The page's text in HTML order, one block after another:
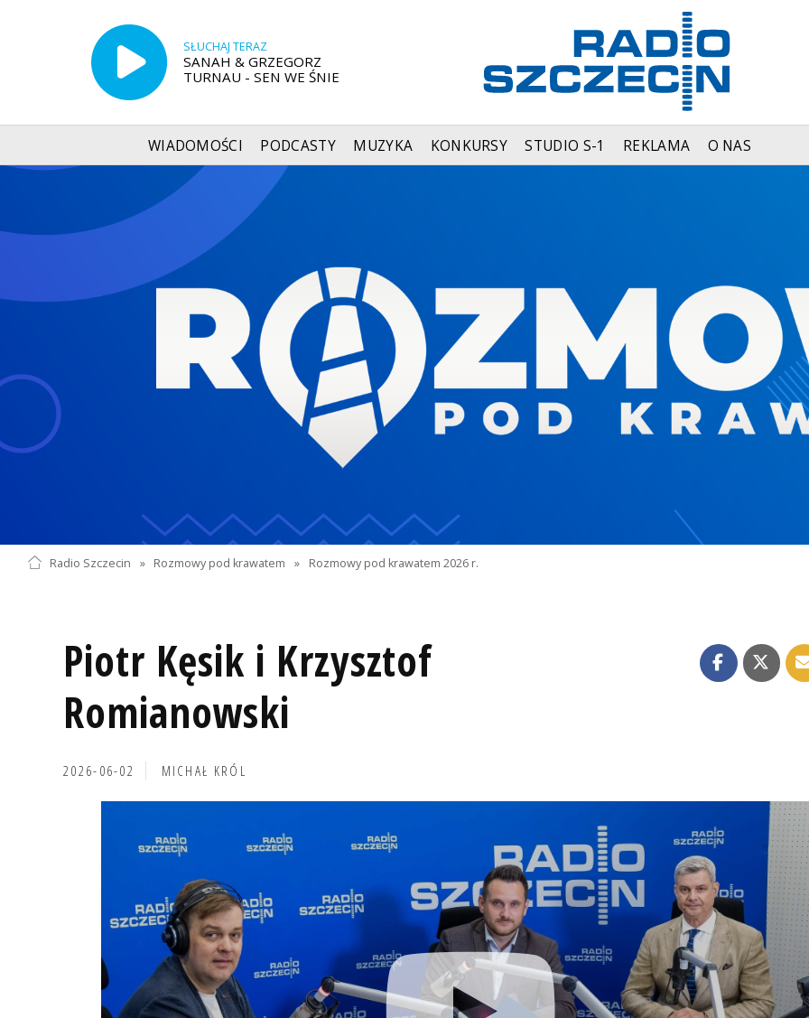
SŁUCHAJ TERAZ
SANAH & GRZEGORZ
TURNAU - SEN WE ŚNIE
WIADOMOŚCI PODCASTY MUZYKA KONKURSY STUDIO S-1 REKLAMA O NAS
Radio Szczecin » Rozmowy pod krawatem » Rozmowy pod krawatem 2026 r.
Piotr Kęsik i Krzysztof
Romianowski
2026-06-02 MICHAŁ KRÓL